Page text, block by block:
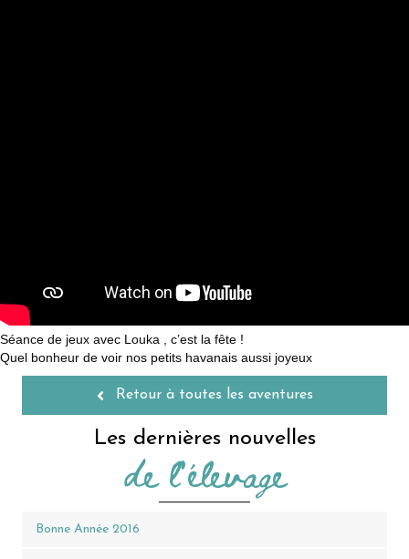
Séance de jeux avec Louka , c’est la fête !
Quel bonheur de voir nos petits havanais aussi joyeux
Retour à toutes les aventures
Les dernières nouvelles
de l'élevage
Bonne Année 2016